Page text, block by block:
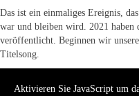
Das ist ein einmaliges Ereignis,
war und bleiben wird. 2021 haben
veröffentlicht. Beginnen wir
Titelsong.
Aktivieren Sie JavaScript um